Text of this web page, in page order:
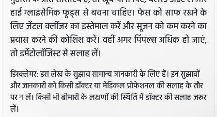
हाई ग्लाइसेमिक फूड्स से बचना चाहिए। फेस को साफ रखने के
लिए जेंटल क्लींजर का इस्तेमाल करें और सूजन को कम करने का
प्रयास करने की कोशिश करें। वहीं अगर पिंपल्स अधिक हो जाएं,
तो डर्मेटोलॉजिस्ट से सलाह लें।
डिस्क्लेमर: इस लेख के सुझाव सामान्य जानकारी के लिए हैं। इन सुझावों
और जानकारी को किसी डॉक्टर या मेडिकल प्रोफेशनल की सलाह के तौर
पर न लें। किसी भी बीमारी के लक्षणों की स्थिति में डॉक्टर की सलाह जरूर
लें।